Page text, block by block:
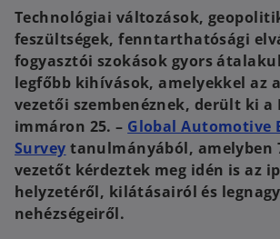
t
b
w
t
b
Technológiai változások,
feszültségek, fenntarthatósági
fogyasztói szokások gyors
legfőbb kihívások, amelyekkel az
vezetői szembenéznek, derült ki a
immáron 25. – Global Automotive
Surveyo
p
e
n
tanulmányából, amelyben
vezetőt kérdeztek meg idén is az
helyzetéről, kilátásairól és
nehézségeiről.